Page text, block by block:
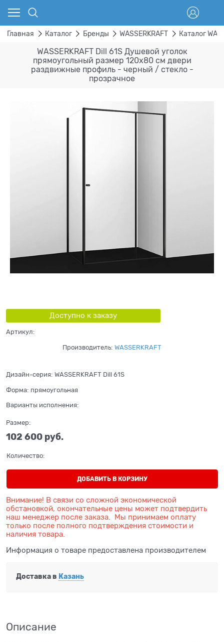
Главная Каталог Бренды WASSERKRAFT Каталог
WASSERKRAFT Dill 61S Душевой уголок
прямоугольный размер 120x80 см двери
раздвижные профиль - черный / стекло -
прозрачное
Доступно к заказу
Артикул:
Производитель: WASSERKRAFT
Дизайн-серия: WASSERKRAFT Dill 61S
Форма: прямоугольная
Варианты исполнения:
Размер:
102 600 руб.
Количество:
ДОБАВИТЬ В КОРЗИНУ
Внимание! В связи со сложной экономической
обстановкой, окончательные цены может подтвердить
наш менеджер после заказа. Мы принимаем оплату
только после полного подтверждения стоимости и
наличия товара.
Информация о товаре предоставлена производителем
Доставка в Казань
Описание